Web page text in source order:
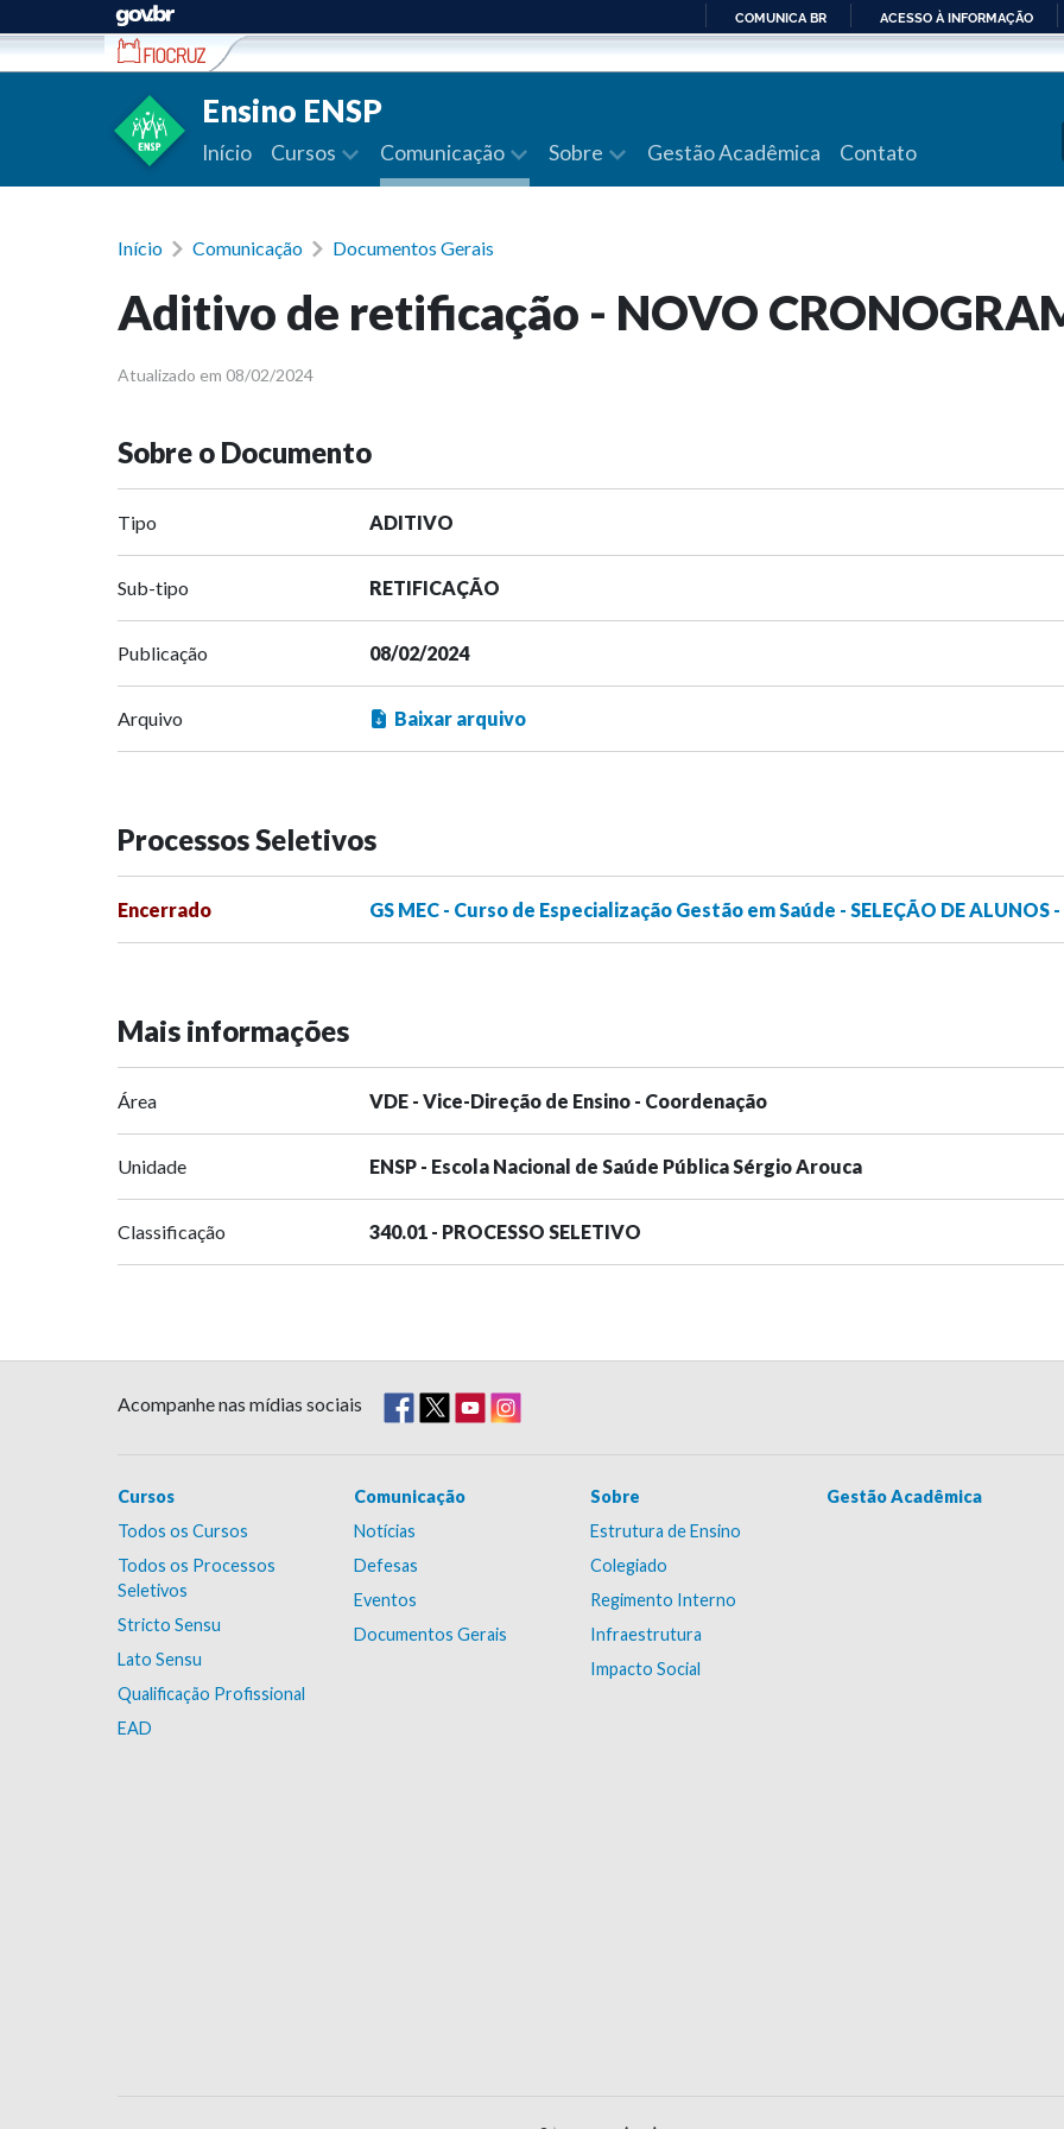
Ir para conteúdo
PARA
COMUNICA BR ACESSO À INFORMAÇÃO
Ensino ENSP
Início Cursos Comunicação Sobre Gestão Acadêmica Contato
Início Comunicação Documentos Gerais
Aditivo de retificação - NOVO
Atualizado em 08/02/2024
Sobre o Documento
Tipo ADITIVO
Sub-tipo RETIFICAÇÃO
Publicação 08/02/2024
Arquivo Baixar arquivo
Processos Seletivos
Encerrado GS MEC - Curso de Especialização Gestão em Saúde - SELEÇÃO DE ALUNOS -
Mais informações
Área VDE - Vice-Direção de Ensino - Coordenação
Unidade ENSP - Escola Nacional de Saúde Pública Sérgio Arouca
Classificação 340.01 - PROCESSO SELETIVO
Acompanhe nas mídias sociais
Cursos
Todos os Cursos
Todos os Processos
Seletivos
Stricto Sensu
Lato Sensu
Qualificação Profissional
EAD
Comunicação
Notícias
Defesas
Eventos
Documentos Gerais
Sobre
Estrutura de Ensino
Colegiado
Regimento Interno
Infraestrutura
Impacto Social
Gestão Acadêmica